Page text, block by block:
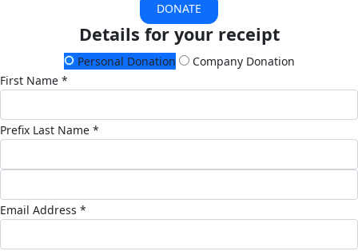
DONATE
Details for your receipt
Personal Donation
Company Donation
First Name *
Prefix Last Name *
Email Address *